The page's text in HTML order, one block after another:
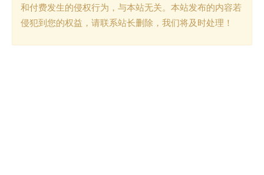
和付费发生的侵权行为，与本站无关。本站发布的内容若
侵犯到您的权益，请联系站长删除，我们将及时处理！